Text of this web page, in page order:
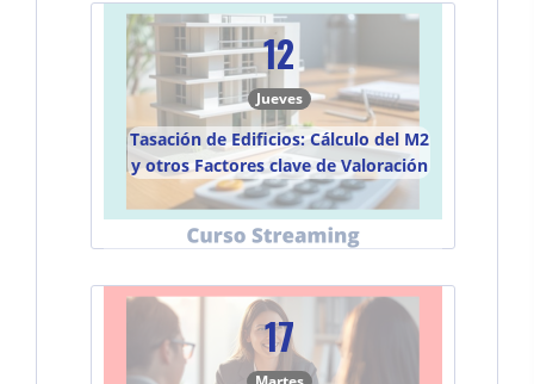
12
Jueves
Tasación de Edificios: Cálculo del M2
y otros Factores clave de Valoración
17